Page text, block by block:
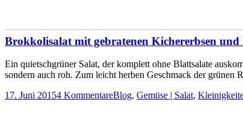
Brokkolisalat mit gebratenen Kichererbsen
Ein quietschgrüner Salat, der komplett ohne Blattsalate
sondern auch roh. Zum leicht herben Geschmack der grünen
17. Juni 20154 KommentareBlog, Gemüse | Salat,